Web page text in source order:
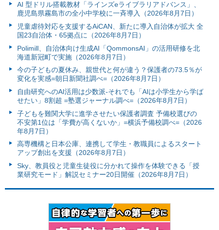
AI 型ドリル搭載教材「ラインズeライブラリアドバンス」、
鹿児島県霧島市の全小中学校に一斉導入（2026年8月7日）
児童虐待対応を支援するAiCAN、新たに導入自治体が拡大 全
国23自治体・65拠点に（2026年8月7日）
Polimill、自治体向け生成AI「QommonsAI」の活用研修を北
海道新冠町で実施（2026年8月7日）
今の子どもの夏休み、親世代と何が違う？保護者の73.5％が
変化を実感=朝日新聞社調べ=（2026年8月7日）
自由研究へのAI活用は少数派-それでも「AIは小学生から学ば
せたい」8割超 =塾選ジャーナル調べ=（2026年8月7日）
子どもを難関大学に進学させたい保護者調査 予備校選びの
不安第1位は「学費が高くないか」=横浜予備校調べ=（2026
年8月7日）
高専機構と日本公庫、連携して学生・教職員によるスタート
アップ創出を支援（2026年8月7日）
Sky、教員役と児童生徒役に分かれて操作を体験できる「授
業研究モード」解説セミナー20日開催（2026年8月7日）